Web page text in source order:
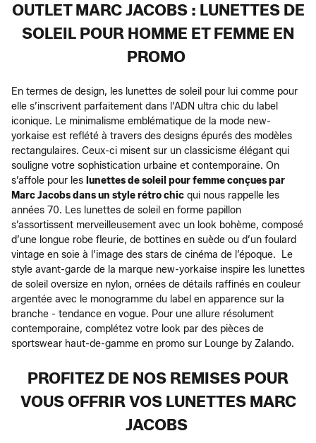
OUTLET MARC JACOBS : LUNETTES DE
SOLEIL POUR HOMME ET FEMME EN
PROMO
En termes de design, les lunettes de soleil pour lui comme pour
elle s’inscrivent parfaitement dans l’ADN ultra chic du label
iconique. Le minimalisme emblématique de la mode new-
yorkaise est reflété à travers des designs épurés des modèles
rectangulaires. Ceux-ci misent sur un classicisme élégant qui
souligne votre sophistication urbaine et contemporaine. On
s’affole pour les lunettes de soleil pour femme conçues par
Marc Jacobs dans un style rétro chic qui nous rappelle les
années 70. Les lunettes de soleil en forme papillon
s’assortissent merveilleusement avec un look bohème, composé
d’une longue robe fleurie, de bottines en suède ou d’un foulard
vintage en soie à l’image des stars de cinéma de l’époque. Le
style avant-garde de la marque new-yorkaise inspire les lunettes
de soleil oversize en nylon, ornées de détails raffinés en couleur
argentée avec le monogramme du label en apparence sur la
branche - tendance en vogue. Pour une allure résolument
contemporaine, complétez votre look par des pièces de
sportswear haut-de-gamme en promo sur Lounge by Zalando.
PROFITEZ DE NOS REMISES POUR
VOUS OFFRIR VOS LUNETTES MARC
JACOBS